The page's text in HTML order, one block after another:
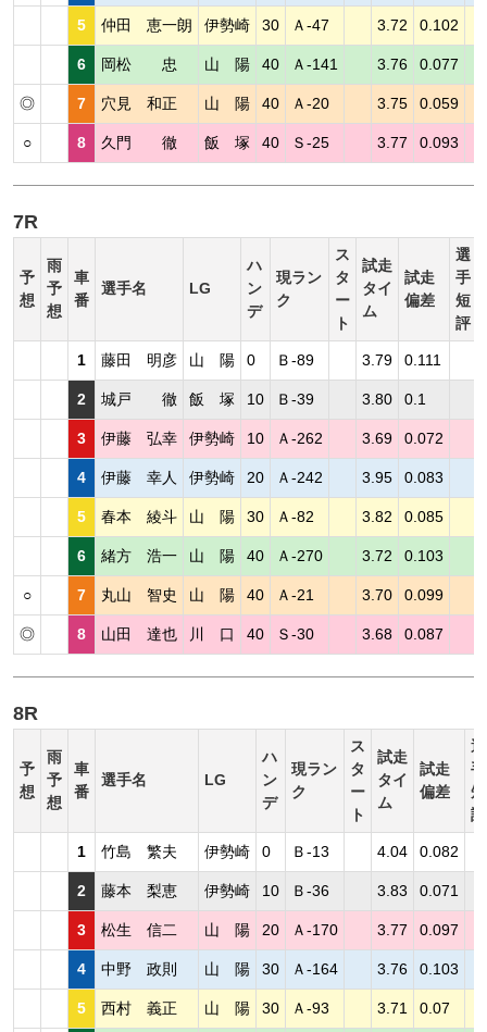
5 仲田 恵一朗 伊勢崎 30 Ａ-47 3.72 0.102
6 岡松 忠 山 陽 40 Ａ-141 3.76 0.077
◎ 7 穴見 和正 山 陽 40 Ａ-20 3.75 0.059
○ 8 久門 徹 飯 塚 40 Ｓ-25 3.77 0.093
7R
予
想
雨
予
想
車
番
選手名 LG
ハ
ン
デ
現ラン
ク
ス
タ
ー
ト
試走
タイ
ム
試走
偏差
選
手
短
評
1 藤田 明彦 山 陽 0 Ｂ-89 3.79 0.111
2 城戸 徹 飯 塚 10 Ｂ-39 3.80 0.1
3 伊藤 弘幸 伊勢崎 10 Ａ-262 3.69 0.072
4 伊藤 幸人 伊勢崎 20 Ａ-242 3.95 0.083
5 春本 綾斗 山 陽 30 Ａ-82 3.82 0.085
6 緒方 浩一 山 陽 40 Ａ-270 3.72 0.103
○ 7 丸山 智史 山 陽 40 Ａ-21 3.70 0.099
◎ 8 山田 達也 川 口 40 Ｓ-30 3.68 0.087
8R
予
想
雨
予
想
車
番
選手名 LG
ハ
ン
デ
現ラン
ク
ス
タ
ー
ト
試走
タイ
ム
試走
偏差
選
手
短
評
1 竹島 繁夫 伊勢崎 0 Ｂ-13 4.04 0.082
2 藤本 梨恵 伊勢崎 10 Ｂ-36 3.83 0.071
3 松生 信二 山 陽 20 Ａ-170 3.77 0.097
4 中野 政則 山 陽 30 Ａ-164 3.76 0.103
5 西村 義正 山 陽 30 Ａ-93 3.71 0.07